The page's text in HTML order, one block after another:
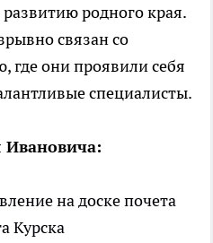
развитию родного края.
связан со
где они проявили себя
специалисты.
Ивановича:
на доске почета
Курска